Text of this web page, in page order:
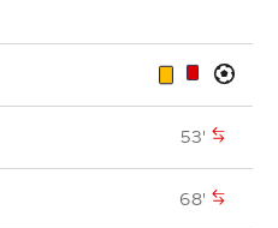
53'
68'